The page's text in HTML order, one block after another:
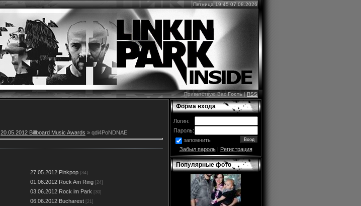
Пятница 19:45 07.08.2026
Приветствую ВасГость|RSS
20.05.2012 Billboard Music Awards » qdi4PoNDNAE
27.05.2012 Pinkpop [34]
01.06.2012 Rock Am Ring [24]
03.06.2012 Rock im Park [30]
06.06.2012 Bucharest [21]
Форма входа
Логин:
Пароль:
запомнить
Забыл пароль| Регистрация
Популярные фото